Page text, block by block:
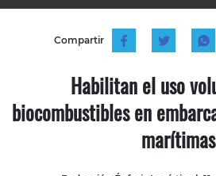
Compartir
Habilitan el uso
biocombustibles en
marítimas